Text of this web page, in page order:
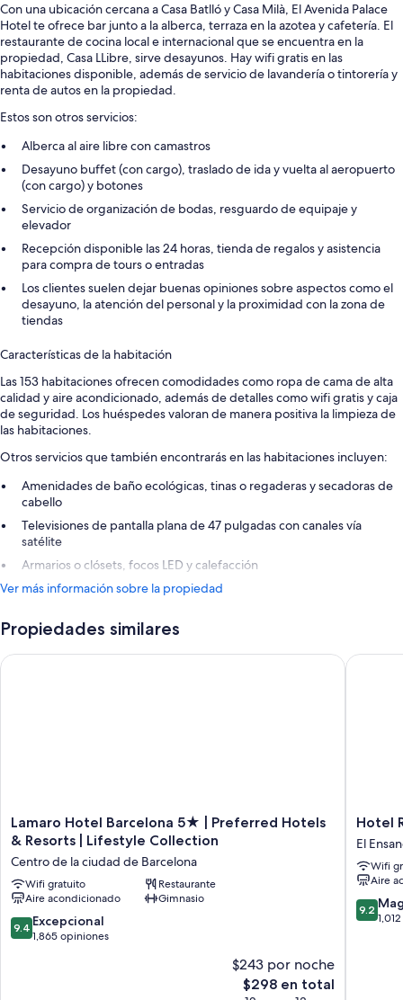
Con una ubicación cercana a Casa Batlló y Casa Milà, El Avenida Palace
Hotel te ofrece bar junto a la alberca, terraza en la azotea y cafetería. El
restaurante de cocina local e internacional que se encuentra en la
propiedad, Casa LLibre, sirve desayunos. Hay wifi gratis en las
habitaciones disponible, además de servicio de lavandería o tintorería y
renta de autos en la propiedad.
Estos son otros servicios:
Alberca al aire libre con camastros
Desayuno buffet (con cargo), traslado de ida y vuelta al aeropuerto
(con cargo) y botones
Servicio de organización de bodas, resguardo de equipaje y
elevador
Recepción disponible las 24 horas, tienda de regalos y asistencia
para compra de tours o entradas
Los clientes suelen dejar buenas opiniones sobre aspectos como el
desayuno, la atención del personal y la proximidad con la zona de
tiendas
Características de la habitación
Las 153 habitaciones ofrecen comodidades como ropa de cama de alta
calidad y aire acondicionado, además de detalles como wifi gratis y caja
de seguridad. Los huéspedes valoran de manera positiva la limpieza de
las habitaciones.
Otros servicios que también encontrarás en las habitaciones incluyen:
Amenidades de baño ecológicas, tinas o regaderas y secadoras de
cabello
Televisiones de pantalla plana de 47 pulgadas con canales vía
satélite
Armarios o clósets, focos LED y calefacción
Ver más información sobre la propiedad
Propiedades similares
Lamaro
Hotel
5★
|
Preferred
Hotels
&
Lamaro Hotel Barcelona 5★ | Preferred Hotels
& Resorts | Lifestyle Collection
Centro de la ciudad de Barcelona
Wifi gratuito
Restaurante
Aire acondicionado
Gimnasio
9.4
de
9.4 Excepcional
1,865 opiniones
$243 por noche
El
$298 en total
Lamaro Hotel Barcelona 5★ | Preferred Hotels & Resorts |
Hotel
Royal
Passeig
de
Gracia
El
Hotel
El
Wifi
Aire
9.2
de
9.2
Hotel